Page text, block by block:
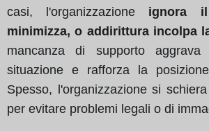
casi, l'organizzazione ignora
minimizza, o addirittura incolpa
mancanza di supporto aggrava
situazione e rafforza la
Spesso, l'organizzazione si
per evitare problemi legali o di